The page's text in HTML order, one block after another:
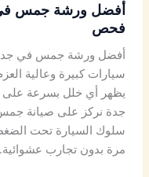
أفضل ورشة جمس في
فحص
أفضل ورشة جمس في جدة
سيارات كبيرة وعالية
يظهر أي خلل بسرعة على
جدة نركز على صيانة
سلوك السيارة تحت
مرة بدون تجارب